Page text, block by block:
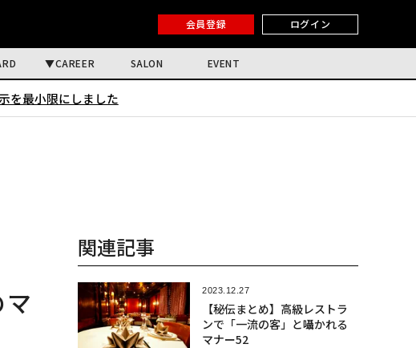
会員登録 ログイン
CAREER SALON EVENT
を最小限にしました
関連記事
2023.12.27
【秘伝まとめ】高級レストラ
ンで「一流の客」と囁かれる
マナー52